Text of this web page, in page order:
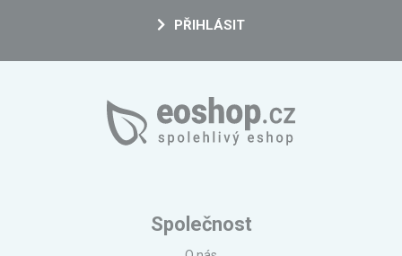
PŘIHLÁSIT
Společnost